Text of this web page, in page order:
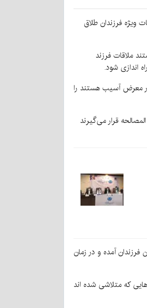
مراکز ملاقات ویژه فرزندان طلاق
ملاقات فرزند
اندازی شود.
معرض آسیب هستند را
قرار می‌گیرند
آمده و در زمان
که متلاشی شده اند